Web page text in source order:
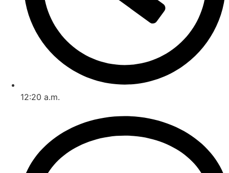
12:20 a.m.